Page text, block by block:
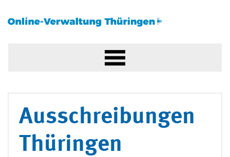
Ausschreibungen
Thüringen